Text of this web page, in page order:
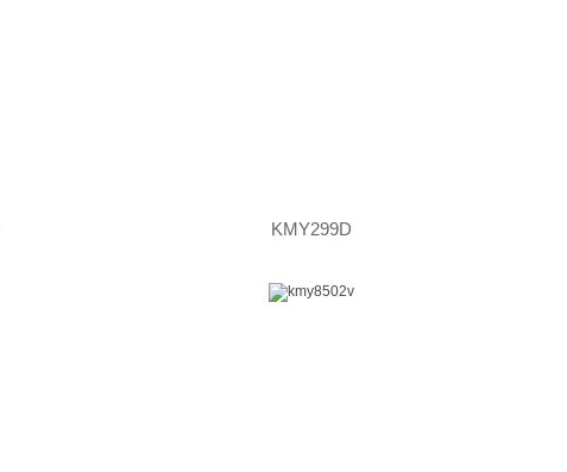
KMY299D